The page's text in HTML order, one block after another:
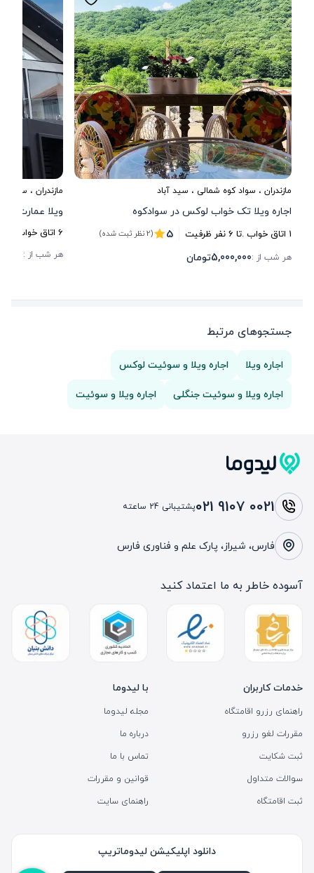
مازندران ، سواد کوه شمالی ، سید آباد
اجاره ویلا تک خواب لوکس در سوادکوه
1 اتاق خواب .تا 6نفر ظرفیت 5 (2 نظر ثبت شده)
هر شب از :5,000,000تومان
مازندران ، سواد
6 اتاق خواب .
هر شب از :
جستجوهای مرتبط
اجاره ویلا
اجاره ویلا و سوئیت لوکس
اجاره ویلا و سوئیت جنگلی
اجاره ویلا و سوئیت
خدمات کاربران
راهنمای رزرو اقامتگاه
مقررات لغو رزرو
ثبت شکایت
سوالات متداول
ثبت اقامتگاه
با لیدوما
مجله لیدوما
درباره ما
تماس با ما
قوانین و مقررات
راهنمای سایت
021 9107 0021پشتیبانی 24 ساعته
فارس، شیراز، پارک علم و فناوری فارس
آسوده خاطر به ما اعتماد کنید
دانلود اپلیکیشن لیدوماتریپ